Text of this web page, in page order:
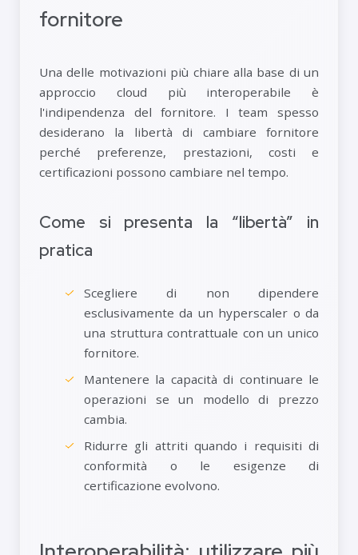
fornitore
Una delle motivazioni più chiare alla base di un
approccio cloud più interoperabile è
l'indipendenza del fornitore. I team spesso
desiderano la libertà di cambiare fornitore
perché preferenze, prestazioni, costi e
certificazioni possono cambiare nel tempo.
Come si presenta la “libertà” in
pratica
Scegliere di non dipendere
esclusivamente da un hyperscaler o da
una struttura contrattuale con un unico
fornitore.
Mantenere la capacità di continuare le
operazioni se un modello di prezzo
cambia.
Ridurre gli attriti quando i requisiti di
conformità o le esigenze di
certificazione evolvono.